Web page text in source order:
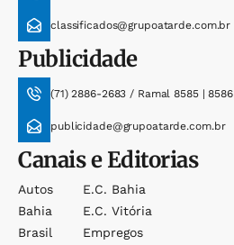
classificados@grupoatarde.com.br
Publicidade
(71) 2886-2683 / Ramal 8585 | 8586
publicidade@grupoatarde.com.br
Canais e Editorias
Autos
Bahia
Brasil
E.c. Bahia
E.c. Vitória
Empregos